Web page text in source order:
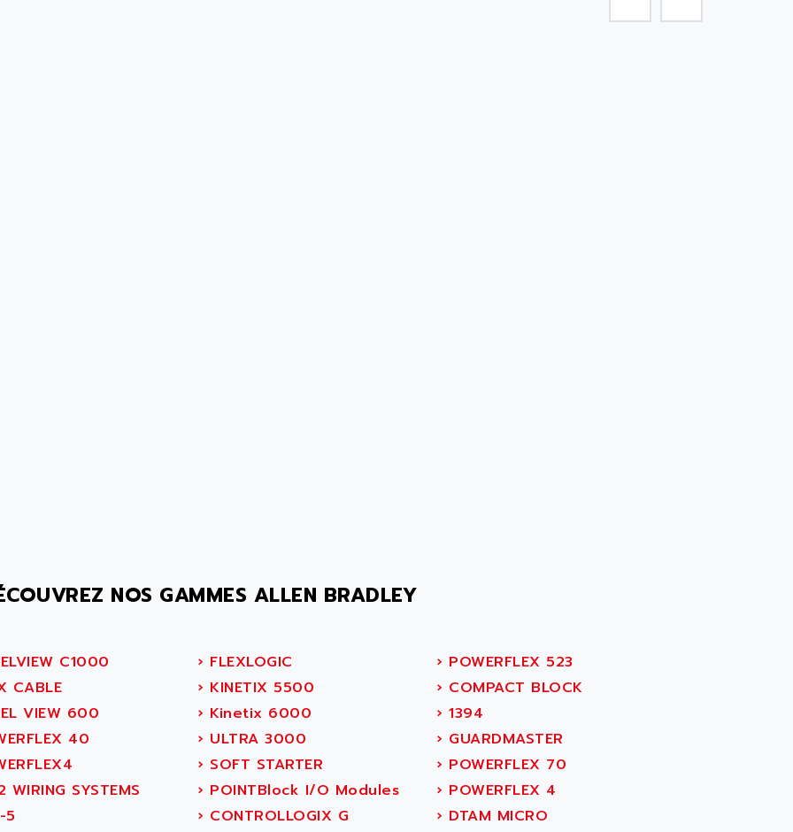
NOS GAMMES ALLEN BRADLEY
C1000 › FLEXLOGIC › POWERFLEX 523
CABLE › KINETIX 5500 › COMPACT BLOCK
VIEW 600 › Kinetix 6000 › 1394
40 › ULTRA 3000 › GUARDMASTER
› SOFT STARTER › POWERFLEX 70
WIRING SYSTEMS › POINTBlock I/O Modules › POWERFLEX 4
5 › CONTROLLOGIX G › DTAM MICRO